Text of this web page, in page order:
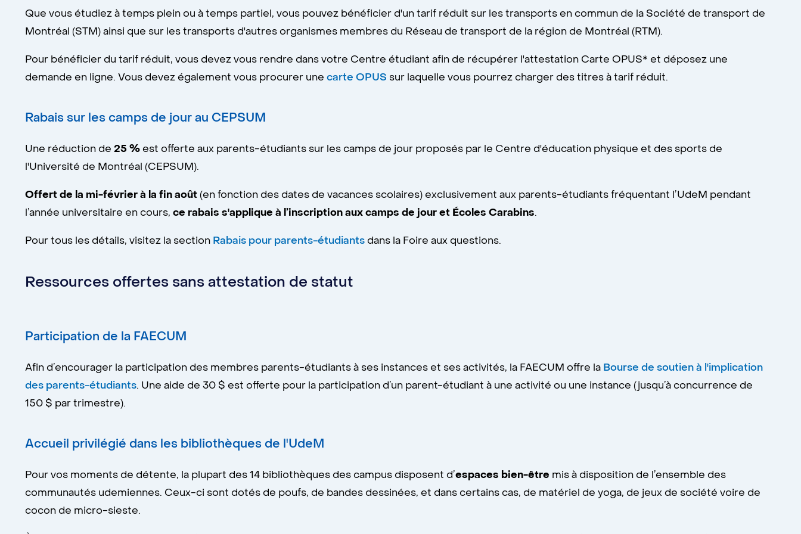
Que vous étudiez à temps plein ou à temps partiel, vous pouvez bénéficier d'un tarif réduit sur les transports en commun de la Société de transport de
Montréal (STM) ainsi que sur les transports d'autres organismes membres du Réseau de transport de la région de Montréal (RTM).
Pour bénéficier du tarif réduit, vous devez vous rendre dans votre Centre étudiant afin de récupérer l'attestation Carte OPUS* et déposez une
demande en ligne. Vous devez également vous procurer une carte OPUS sur laquelle vous pourrez charger des titres à tarif réduit.
Rabais sur les camps de jour au CEPSUM
Une réduction de 25 %est offerte aux parents-étudiants sur les camps de jour proposés par le Centre d'éducation physique et des sports de
l'Université de Montréal (CEPSUM).
Offert de la mi-février à la fin août (en fonction des dates de vacances scolaires) exclusivement aux parents-étudiants fréquentant l’UdeM pendant
l’année universitaire en cours, ce rabais s'applique à l’inscription aux camps de jour et Écoles Carabins.
Pour tous les détails, visitez la section Rabais pour parents-étudiantsdans la Foire aux questions.
Ressources offertes sans attestation de statut
Participation de la FAECUM
Afin d’encourager la participation des membres parents-étudiants à ses instances et ses activités, la FAECUM offre la Bourse de soutien à l'implication
des parents-étudiants. Une aide de 30 $ est offerte pour la participation d’un parent-étudiant à une activité ou une instance (jusqu’à concurrence de
150 $ par trimestre).
Accueil privilégié dans les bibliothèques de l'UdeM
Pour vos moments de détente, la plupart des 14 bibliothèques des campus disposent d’espaces bien-être mis à disposition de l’ensemble des
communautés udemiennes. Ceux-ci sont dotés de poufs, de bandes dessinées, et dans certains cas, de matériel de yoga, de jeux de société voire de
cocon de micro-sieste.